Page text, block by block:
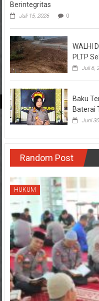
Berintegritas
Juli 15, 2026 0
WALHI
PLTP
Juli 6,
Baku
Baterai
Juni
Random Post
HUKUM